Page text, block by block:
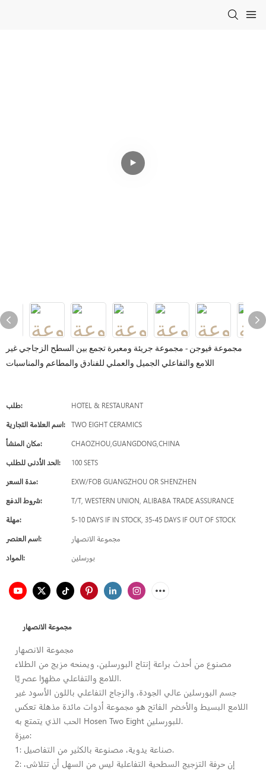
مجموعة فيوجن - مجموعة جريئة ومعبرة تجمع بين السطح الزجاجي غير
اللامع والتفاعلي الجميل والعملي للفنادق والمطاعم والمناسبات
طلب: HOTEL & RESTAURANT
اسم العلامة التجارية: TWO EIGHT CERAMICS
مكان المنشأ: CHAOZHOU,GUANGDONG,CHINA
الحد الأدنى للطلب: 100 SETS
مدة السعر: EXW/FOB GUANGZHOU OR SHENZHEN
شروط الدفع: T/T, WESTERN UNION, ALIBABA TRADE ASSURANCE
مهلة: 5-10 DAYS IF IN STOCK, 35-45 DAYS IF OUT OF STOCK
اسم العنصر: مجموعة الانصهار
المواد: بورسلين
مجموعة الانصهار
مجموعة الانصهار
مصنوع من أحدث براعة إنتاج البورسلين، ويمنحه مزيج من الطلاء
اللامع والتفاعلي مظهرًا عصريًا.
جسم البورسلين عالي الجودة، والزجاج التفاعلي باللون الأسود غير
اللامع البسيط والأخضر الفاتح هو مجموعة أدوات مائدة مذهلة تعكس
الحب الذي يتمتع به Hosen Two Eight للبورسلين.
ميزة:
1: صناعة يدوية، مصنوعة بالكثير من التفاصيل.
2: إن حرفة التزجيج السطحية التفاعلية ليس من السهل أن تتلاشى،